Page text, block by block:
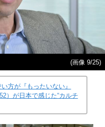
(画像 9/25)
方が『もったいない』
）が日本で感じた“カルチ